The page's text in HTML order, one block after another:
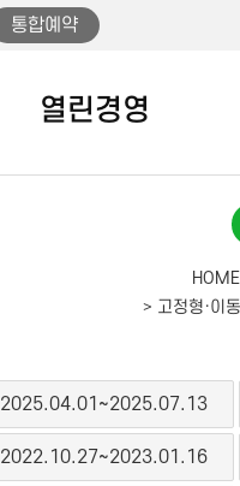
통합예약
열린경영
HOME
고정형·이
2025.04.01~2025.07.13
2022.10.27~2023.01.16